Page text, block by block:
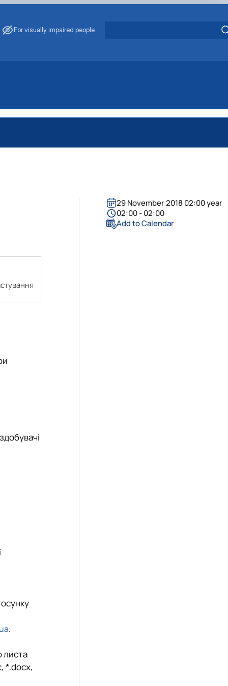
For visually impaired people
.
листа
, *.docx,
29 November 2018 02:00 year
02:00 - 02:00
Add to Calendar